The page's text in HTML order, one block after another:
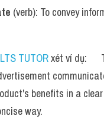
(verb): To convey
TUTOR xét ví dụ:
benefits in a
way.